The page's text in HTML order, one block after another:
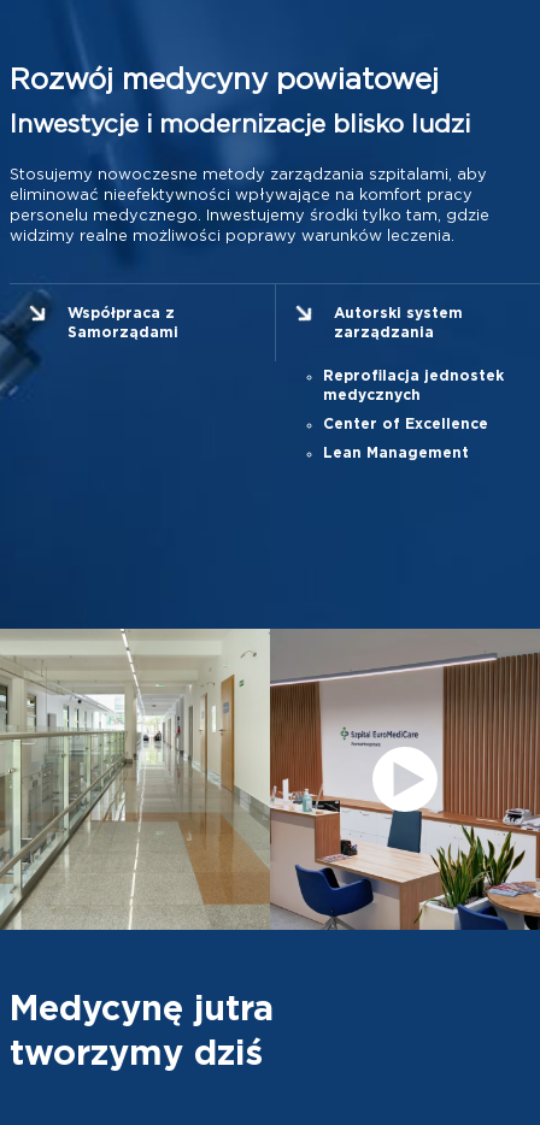
Rozwój medycyny powiatowej
Inwestycje i modernizacje blisko ludzi
Stosujemy nowoczesne metody zarządzania szpitalami, aby
eliminować nieefektywności wpływające na komfort pracy
personelu medycznego. Inwestujemy środki tylko tam, gdzie
widzimy realne możliwości poprawy warunków leczenia.
Współpraca z
Samorządami
Autorski system
zarządzania
Reprofilacja jednostek
medycznych
Center of Excellence
Lean Management
Medycynę jutra
tworzymy dziś